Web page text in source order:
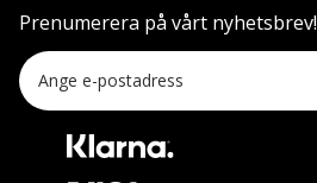
Prenumerera på vårt nyhetsbrev!